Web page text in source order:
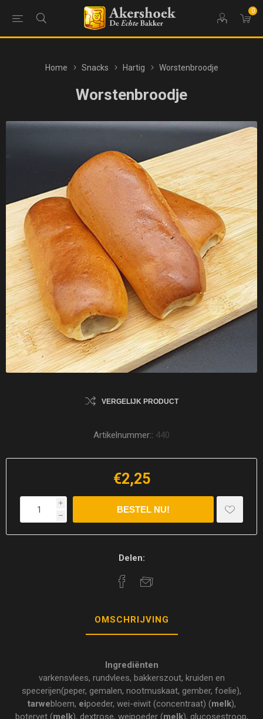
0
Home Snacks Hartig Worstenbroodje
Worstenbroodje
VERGELIJK PRODUCT
Artikelnummer:: 440
€2,25
i
h
Delen:
OMSCHRIJVING
Ingrediënten
varkensvlees, rundvlees, bakkerszout, kruiden en
specerijen(peper, gemalen, nootmuskaat, gember, foelie),
tarwebloem, eipoeder, wei-eiwit (concentraat) (melk),
botervet (melk), dextrose, weipoeder (melk), glucosestroop,